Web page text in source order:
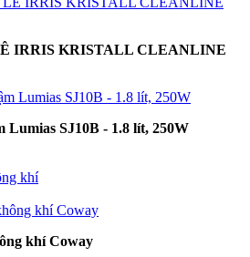
IRRIS KRISTALL CLEANLINE
Lumias SJ10B - 1.8 lít, 250W
khí
khí Coway